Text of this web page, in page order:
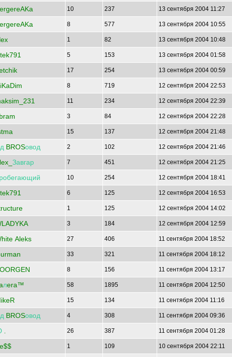
10 237 13 сентября 2004 11:27
8 577 13 сентября 2004 10:55
1 82 13 сентября 2004 10:48
5 153 13 сентября 2004 01:58
17 254 13 сентября 2004 00:59
8 719 12 сентября 2004 22:53
11 234 12 сентября 2004 22:39
3 84 12 сентября 2004 22:28
15 137 12 сентября 2004 21:48
BROSовод 2 102 12 сентября 2004 21:46
Завгар 7 451 12 сентября 2004 21:25
10 254 12 сентября 2004 18:41
6 125 12 сентября 2004 16:53
1 125 12 сентября 2004 14:02
3 184 12 сентября 2004 12:59
Aleks 27 406 11 сентября 2004 18:52
33 321 11 сентября 2004 18:12
8 156 11 сентября 2004 13:17
лera™ 58 1895 11 сентября 2004 12:50
15 134 11 сентября 2004 11:16
BROSовод 4 308 11 сентября 2004 09:36
26 387 11 сентября 2004 01:28
1 109 10 сентября 2004 22:11